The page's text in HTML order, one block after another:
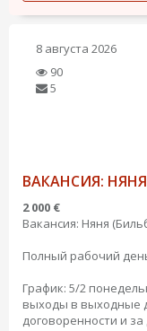
8 августа 2026
90
5
ВАКАНСИЯ:
2 000 €
Вакансия: Няня
Полный рабочий
График: 5/2
выходы в выходные
договоренности и